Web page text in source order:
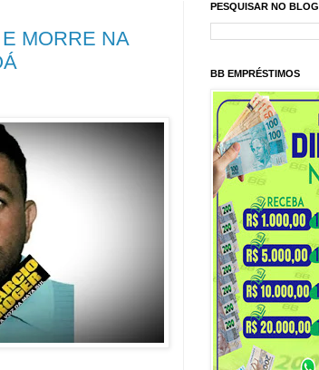
MORRE NA
PESQUISAR NO BLOG
BB EMPRÉSTIMOS